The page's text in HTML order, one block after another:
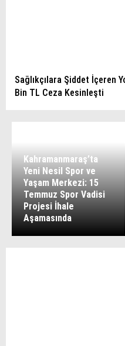
Sağlıkçılara Şiddet İçeren
Bin TL Ceza Kesinleşti
Kahramanmaraş’ta
Yeni Nesil Spor ve
Yaşam Merkezi: 15
Temmuz Spor Vadisi
Projesi İhale
Aşamasında